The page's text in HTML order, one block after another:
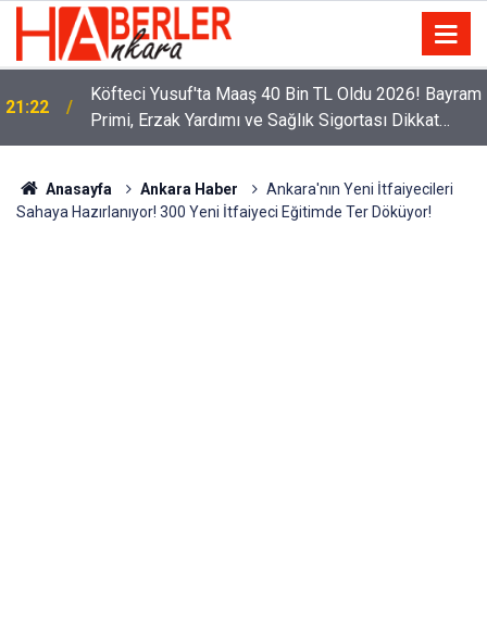
21:22
Köfteci Yusuf'ta Maaş 40 Bin TL Oldu 2026! Bayram
Primi, Erzak Yardımı ve Sağlık Sigortası Dikkat
Çekti
Anasayfa Ankara Haber
Ankara'nın Yeni İtfaiyecileri
Sahaya Hazırlanıyor! 300 Yeni İtfaiyeci Eğitimde Ter Döküyor!